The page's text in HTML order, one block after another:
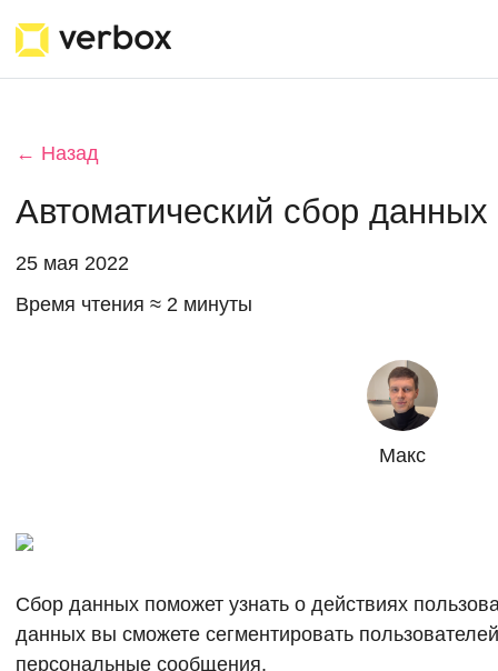
← Назад
Автоматический сбор данных
25 мая 2022
Время чтения ≈ 2 минуты
Макс
Сбор данных поможет узнать о действиях
данных вы сможете сегментировать
персональные сообщения.